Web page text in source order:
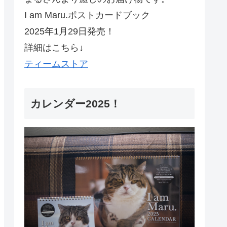
I am Maru.ポストカードブック
2025年1月29日発売！
詳細はこちら↓
ティームストア
カレンダー2025！